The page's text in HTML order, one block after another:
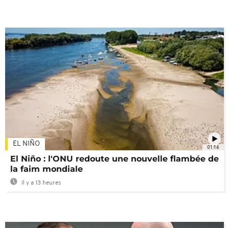
01:14
EL NIÑO
El Niño : l'ONU redoute une nouvelle flambée de
la faim mondiale
Il y a 13 heures